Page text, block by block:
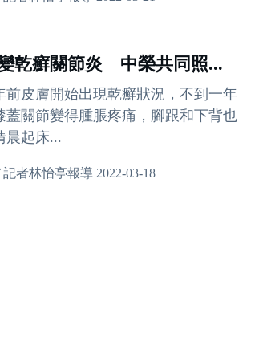
乾癬關節炎 中榮共同照...
前皮膚開始出現乾癬狀況，不到一年
蓋關節變得腫脹疼痛，腳跟和下背也
晨起床...
者林怡亭報導 2022-03-18